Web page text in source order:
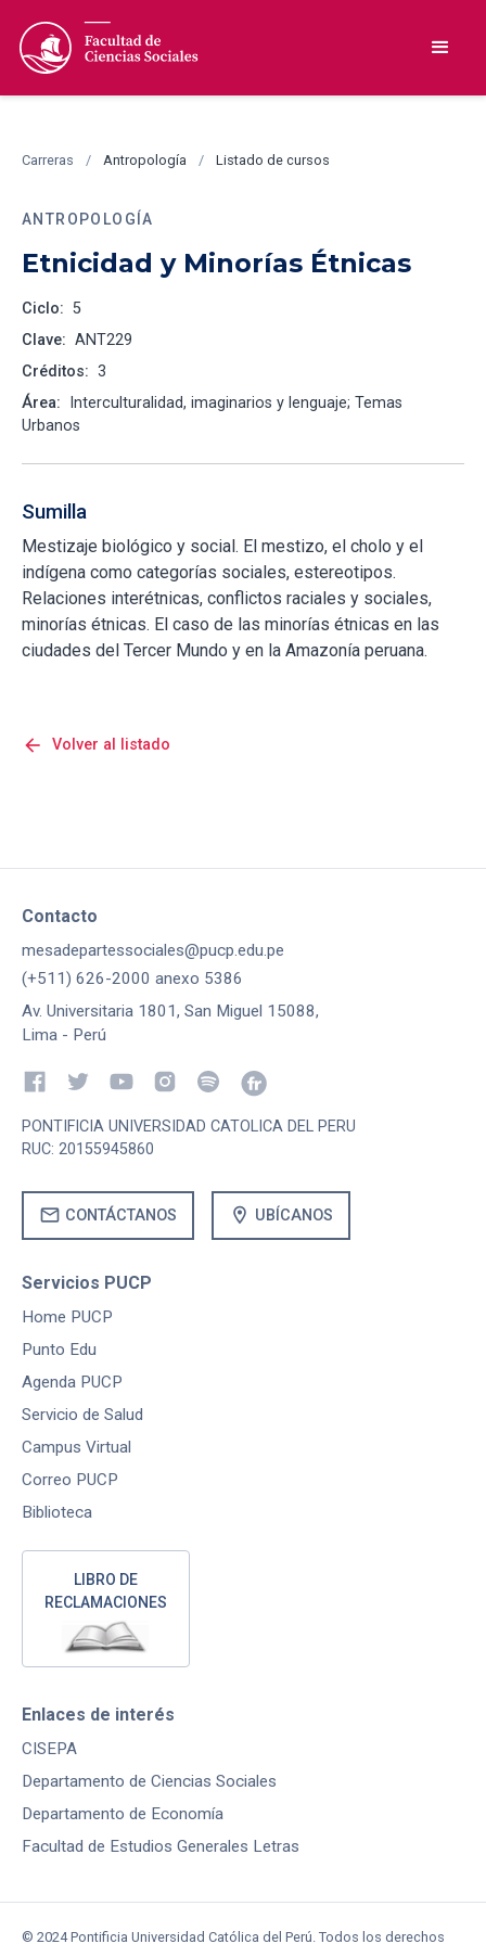
Carreras / Antropología / Listado de cursos
ANTROPOLOGÍA
Etnicidad y Minorías Étnicas
Ciclo: 5
Clave: ANT229
Créditos: 3
Área:
Interculturalidad, imaginarios y lenguaje; Temas
Urbanos
Sumilla
Mestizaje biológico y social. El mestizo, el cholo y el
indígena como categorías sociales, estereotipos.
Relaciones interétnicas, conflictos raciales y sociales,
minorías étnicas. El caso de las minorías étnicas en las
ciudades del Tercer Mundo y en la Amazonía peruana.
arrow_back Volver al listado
Contacto
mesadepartessociales@pucp.edu.pe
(+511) 626-2000 anexo 5386
Av. Universitaria 1801, San Miguel 15088,
Lima - Perú
PONTIFICIA UNIVERSIDAD CATOLICA DEL PERU
RUC: 20155945860
mail CONTÁCTANOS location_on UBÍCANOS
Servicios PUCP
Home PUCP
Punto Edu
Agenda PUCP
Servicio de Salud
Campus Virtual
Correo PUCP
Biblioteca
LIBRO DE
RECLAMACIONES
Enlaces de interés
CISEPA
Departamento de Ciencias Sociales
Departamento de Economía
Facultad de Estudios Generales Letras
© 2024 Pontificia Universidad Católica del Perú. Todos los derechos